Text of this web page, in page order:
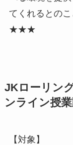
てくれるとのこ
★★★
JKローリン
ンライン授
【対象】